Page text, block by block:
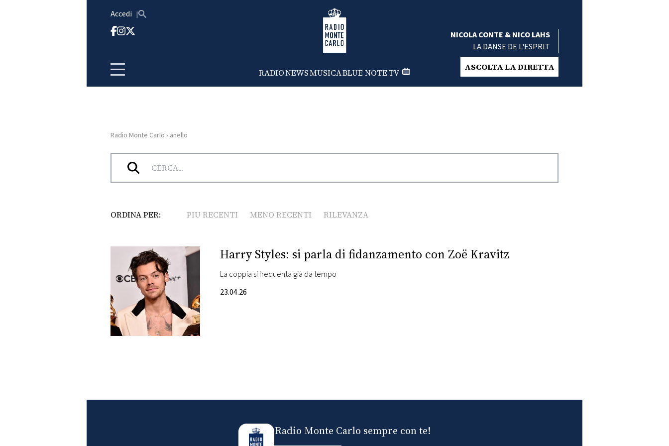
Accedi Radio Monte Carlo
RADIONEWSMUSICABLUE NOTETV
NICOLA CONTE & NICO LAHS
LA DANSE DE L'ESPRIT
ASCOLTA LA DIRETTA
HOME
RADIO
FOTO
CONCORSI
Radio Monte Carlo › anello
Tag:anello
ORDINA PER: PIU RECENTI MENO RECENTI RILEVANZA
Harry Styles: si parla di fidanzamento con Zoë Kravitz
La coppia si frequenta già da tempo
23.04.26
Radio Monte Carlo sempre con te!